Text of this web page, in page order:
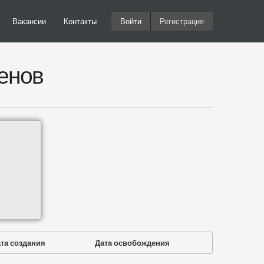
Вакансии Контакты Войти Регистрация
создания Дата освобождения